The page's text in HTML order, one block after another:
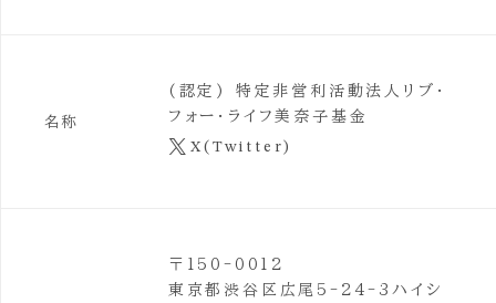
名称
(認定) 特定非営利活動法人リブ・
フォー・ライフ美奈子基金
X(Twitter)
〒150-0012
東京都渋谷区広尾5-24-3ハイシ